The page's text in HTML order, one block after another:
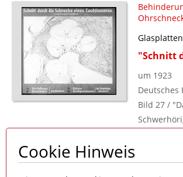
"Schnitt
um 1923
Bild 27 /
Seite 1 von 1
Cookie Hinweis